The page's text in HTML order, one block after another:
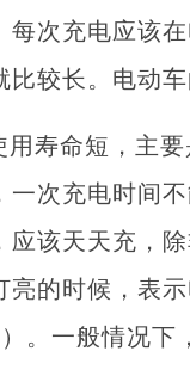
每次充电应该
比较长。电动
寿命短，主
一次充电时间
应该天天充，
亮的时候，表
）。一般情况